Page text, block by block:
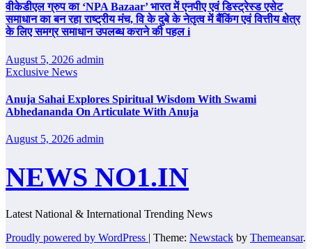
वीकेडीएल ग्रुप का ‘NPA Bazaar’ भारत में एनपीए एवं डिस्ट्रेस्ड एसेट
समाधान का बन रहा राष्ट्रीय मंच, वि के दुबे के नेतृत्व में बैंकिंग एवं वित्तीय क्षेत्र
के लिए समग्र समाधान उपलब्ध कराने की पहल i
August 5, 2026 admin
Exclusive News
Anuja Sahai Explores Spiritual Wisdom With Swami
Abhedananda On Articulate With Anuja
August 5, 2026 admin
NEWS NO1.IN
Latest National & International Trending News
Proudly powered by WordPress | Theme: Newstack by Themeansar.